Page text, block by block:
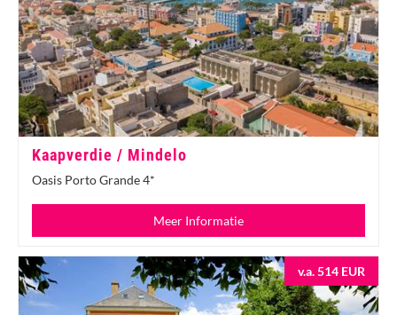
Kaapverdie / Mindelo
Oasis Porto Grande 4*
Meer Informatie
v.a. 514 EUR